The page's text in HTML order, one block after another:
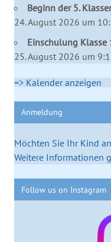
Beginn der 5.
24. August 2026 um
Einschulung Klasse
25. August 2026 um
=> Kalender anzeigen
Anmeldung
Möchten Sie Ihr Kind
Weitere Informationen
Follow us on Instagram